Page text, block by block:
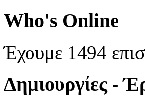
Who's Online
Έχουμε 1494
Δημιουργίες -